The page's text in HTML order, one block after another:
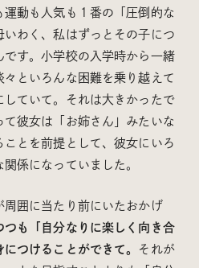
動も人気も１番の「圧倒的な
わく、私はずっとその子につ
す。小学校の入学時から一緒
といろんな困難を乗り越えて
ていて。それは大きかったで
彼女は「お姉さん」みたいな
とを前提として、彼女にいろ
係になっていました。
囲に当たり前にいたおかげ
も「自分なりに楽しく向き合
つけることができて。 それが